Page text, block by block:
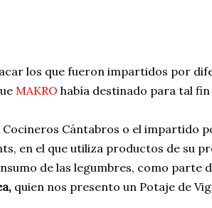
los que fueron impartidos por
MAKRO había destinado para tal fin
Cocineros Cántabros o el impartido
en el que utiliza productos de su
de las legumbres, como parte
quien nos presento un Potaje de